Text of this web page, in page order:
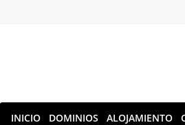
INICIO DOMINIOS ALOJAMIENTO